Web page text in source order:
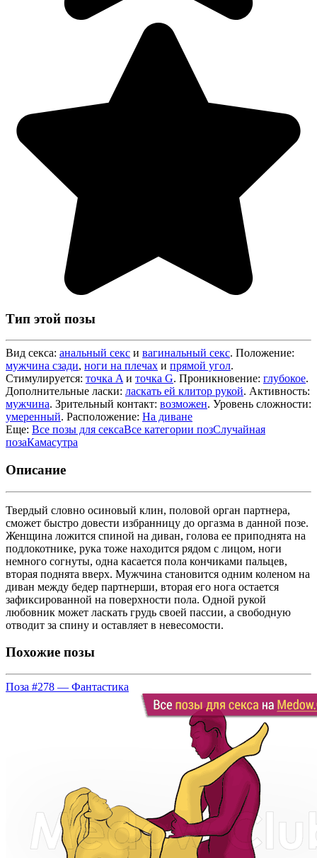
Тип этой позы
Вид секса: анальный секс и вагинальный секс. Положение:
мужчина сзади, ноги на плечах и прямой угол.
Стимулируется: точка A и точка G. Проникновение: глубокое.
Дополнительные ласки: ласкать ей клитор рукой. Активность:
мужчина. Зрительный контакт: возможен. Уровень сложности:
умеренный. Расположение: На диване
Еще: Все позы для сексаВсе категории позСлучайная
позаКамасутра
Описание
Твердый словно осиновый клин, половой орган партнера,
сможет быстро довести избранницу до оргазма в данной позе.
Женщина ложится спиной на диван, голова ее приподнята на
подлокотнике, рука тоже находится рядом с лицом, ноги
немного согнуты, одна касается пола кончиками пальцев,
вторая поднята вверх. Мужчина становится одним коленом на
диван между бедер партнерши, вторая его нога остается
зафиксированной на поверхности пола. Одной рукой
любовник может ласкать грудь своей пассии, а свободную
отводит за спину и оставляет в невесомости.
Похожие позы
Поза #278 — Фантастика